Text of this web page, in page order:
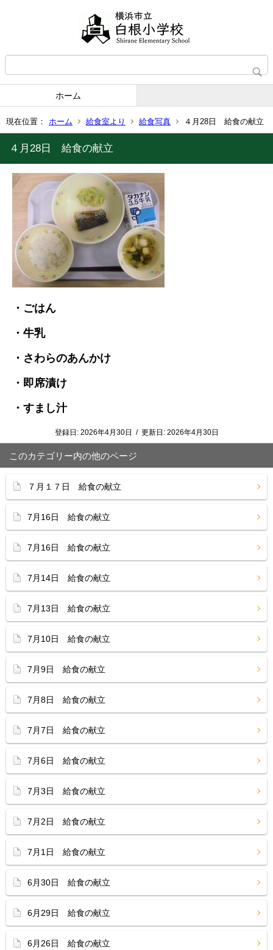
ホーム
現在位置： ホーム 給食室より 給食写真 ４月28日 給食の献立
４月28日 給食の献立
・ごはん
・牛乳
・さわらのあんかけ
・即席漬け
・すまし汁
登録日: 2026年4月30日 / 更新日: 2026年4月30日
このカテゴリー内の他のページ
７月１７日 給食の献立
7月16日 給食の献立
7月16日 給食の献立
7月14日 給食の献立
7月13日 給食の献立
7月10日 給食の献立
7月9日 給食の献立
7月8日 給食の献立
7月7日 給食の献立
7月6日 給食の献立
7月3日 給食の献立
7月2日 給食の献立
7月1日 給食の献立
6月30日 給食の献立
6月29日 給食の献立
6月26日 給食の献立